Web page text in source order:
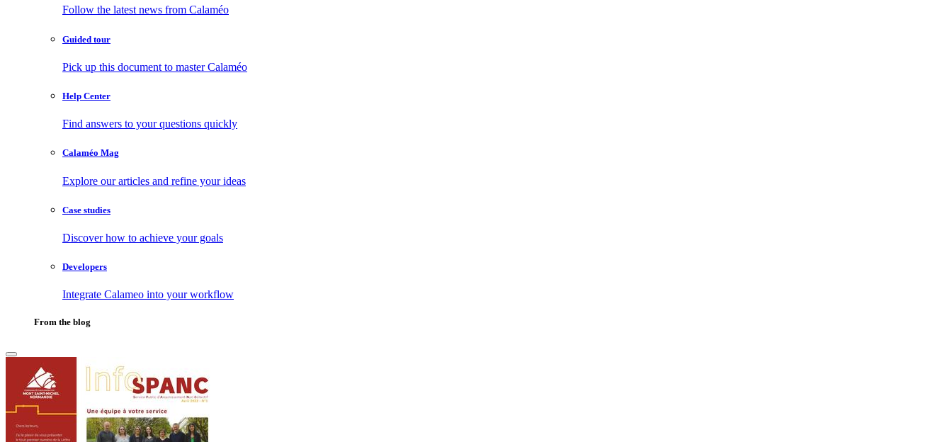
Follow the latest news from Calaméo
Guided tour
Pick up this document to master Calaméo
Help Center
Find answers to your questions quickly
Calaméo Mag
Explore our articles and refine your ideas
Case studies
Discover how to achieve your goals
Developers
Integrate Calameo into your workflow
From the blog